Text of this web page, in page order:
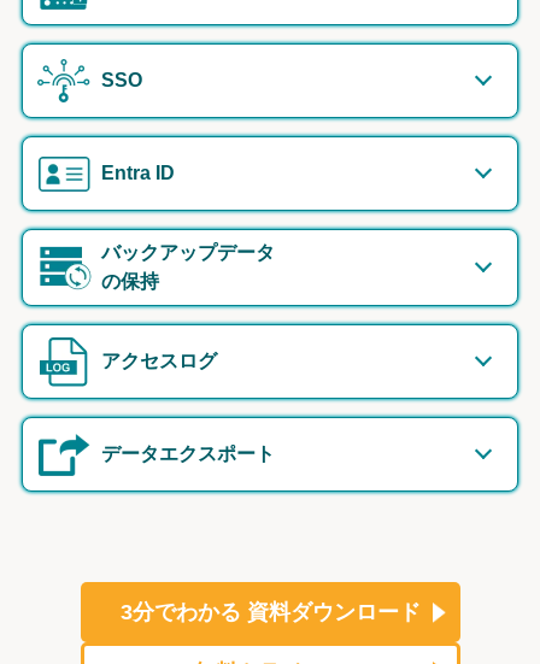
SSO
Entra ID
バックアップデータ
の保持
アクセスログ
データエクスポート
3分でわかる 資料ダウンロード